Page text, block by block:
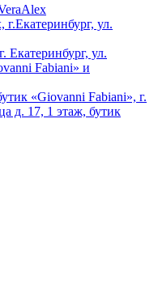
ул.
Екатеринбург, ул.
Fabiani» и
«Giovanni Fabiani», г.
д. 17, 1 этаж, бутик